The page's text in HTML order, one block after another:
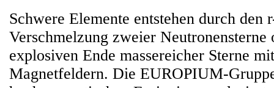
Schwere Elemente entstehen durch den
Verschmelzung zweier Neutronensterne
explosiven Ende massereicher Sterne
Magnetfeldern. Die EUROPIUM-